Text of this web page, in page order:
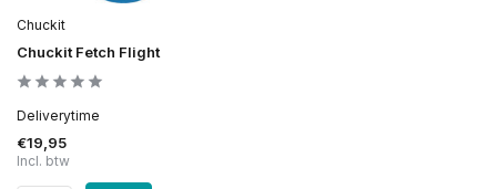
Chuckit
Chuckit Fetch Flight
Deliverytime
€19,95
Incl. btw